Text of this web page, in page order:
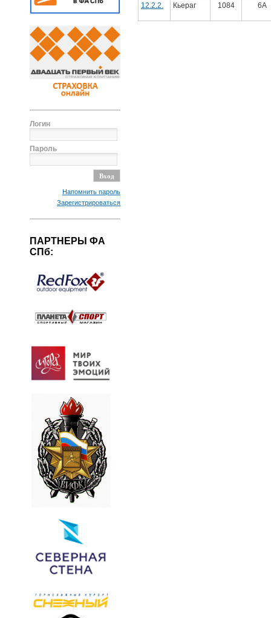
Логин
Пароль
Напомнить пароль
Зарегистрироваться
ПАРТНЕРЫ ФА
СПб:
12.2.2. Кьераг 1084 6А